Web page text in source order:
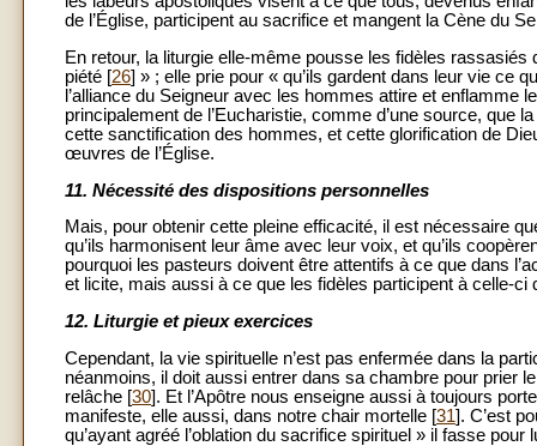
de l’Église, participent au sacrifice et mangent la Cène du
En retour, la liturgie elle-même pousse les fidèles
piété [26] » ; elle prie pour « qu’ils gardent dans leur vie ce
l’alliance du Seigneur avec les hommes attire et enflamme
principalement de l’Eucharistie, comme d’une source, que
cette sanctification des hommes, et cette glorification de
œuvres de l’Église.
11. Nécessité des dispositions personnelles
Mais, pour obtenir cette pleine efficacité, il est nécessaire
qu’ils harmonisent leur âme avec leur voix, et qu’ils
pourquoi les pasteurs doivent être attentifs à ce que dans
et licite, mais aussi à ce que les fidèles participent à celle-
12. Liturgie et pieux exercices
Cependant, la vie spirituelle n’est pas enfermée dans la
néanmoins, il doit aussi entrer dans sa chambre pour prier
relâche [30]. Et l’Apôtre nous enseigne aussi à toujours
manifeste, elle aussi, dans notre chair mortelle [31]. C’est
qu’ayant agréé l’oblation du sacrifice spirituel » il fasse